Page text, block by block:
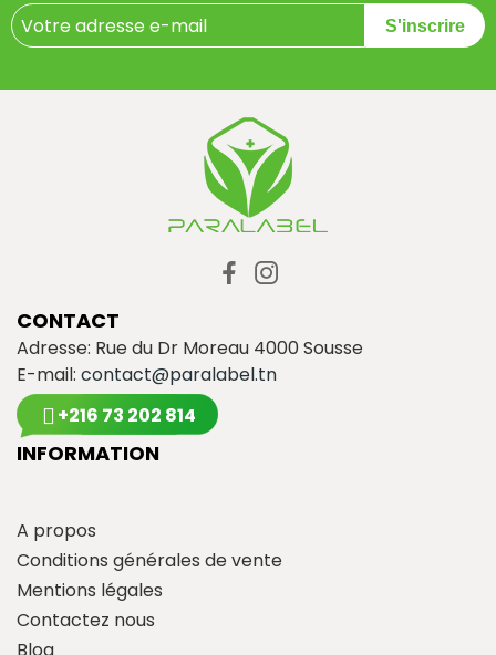
S'inscrire
CONTACT
Adresse: Rue du Dr Moreau 4000 Sousse
E-mail: contact@paralabel.tn
+216 73 202 814
INFORMATION
A propos
Conditions générales de vente
Mentions légales
Contactez nous